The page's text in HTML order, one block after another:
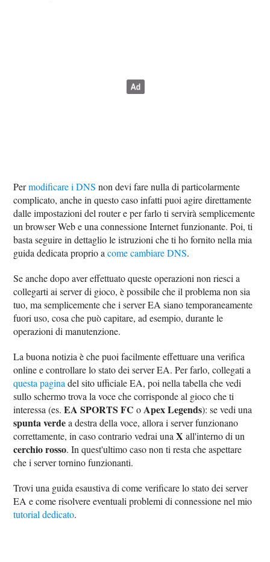
Permodificare i DNS non devi fare nulla di particolarmente
complicato, anche in questo caso infatti puoi agire direttamente
dalle impostazioni del router e per farlo ti servirà semplicemente
un browser Web e una connessione Internet funzionante. Poi, ti
basta seguire in dettaglio le istruzioni che ti ho fornito nella mia
guida dedicata proprio acome cambiare DNS.
Se anche dopo aver effettuato queste operazioni non riesci a
collegarti ai server di gioco, è possibile che il problema non sia
tuo, ma semplicemente che i server EA siano temporaneamente
fuori uso, cosa che può capitare, ad esempio, durante le
operazioni di manutenzione.
La buona notizia è che puoi facilmente effettuare una verifica
online e controllare lo stato dei server EA. Per farlo, collegati a
questa pagina del sito ufficiale EA, poi nella tabella che vedi
sullo schermo trova la voce che corrisponde al gioco che ti
interessa (es.EA SPORTS FC o Apex Legends): se vedi una
spunta verdea destra della voce, allora i server funzionano
correttamente, in caso contrario vedrai unaX all'interno di un
cerchio rosso. In quest'ultimo caso non ti resta che aspettare
che i server tornino funzionanti.
Trovi una guida esaustiva di come verificare lo stato dei server
EA e come risolvere eventuali problemi di connessione nel mio
tutorial dedicato.